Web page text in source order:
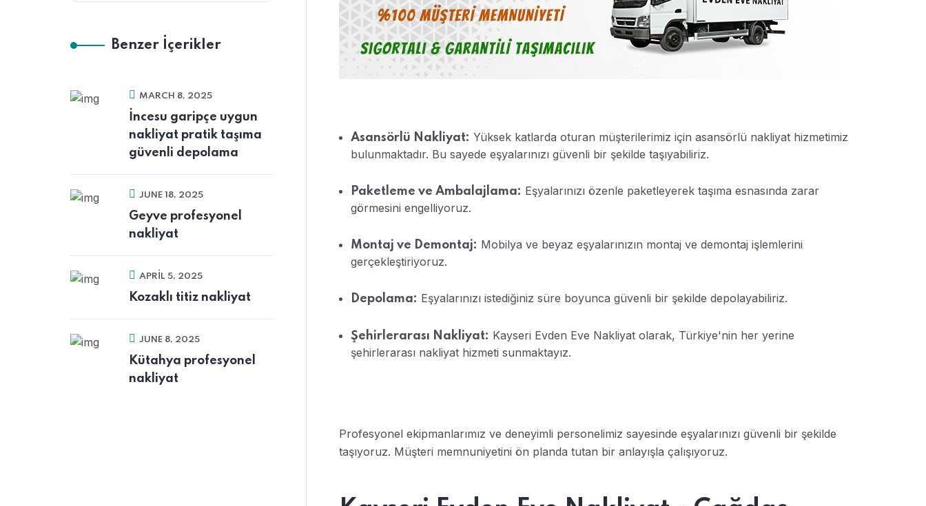
Asansörlü Nakliyat: Yüksek katlarda oturan müşterilerimiz için asansörlü nakliyat hizmetimiz
bulunmaktadır. Bu sayede eşyalarınızı güvenli bir şekilde taşıyabiliriz.
Paketleme ve Ambalajlama: Eşyalarınızı özenle paketleyerek taşıma esnasında zarar
görmesini engelliyoruz.
Montaj ve Demontaj: Mobilya ve beyaz eşyalarınızın montaj ve demontaj işlemlerini
gerçekleştiriyoruz.
Depolama: Eşyalarınızı istediğiniz süre boyunca güvenli bir şekilde depolayabiliriz.
Şehirlerarası Nakliyat: Kayseri Evden Eve Nakliyat olarak, Türkiye'nin her yerine
şehirlerarası nakliyat hizmeti sunmaktayız.
Profesyonel ekipmanlarımız ve deneyimli personelimiz sayesinde eşyalarınızı güvenli bir şekilde
taşıyoruz. Müşteri memnuniyetini ön planda tutan bir anlayışla çalışıyoruz.
Benzer İçerikler
MARCH 8, 2025
İncesu garipçe uygun
nakliyat pratik taşıma
güvenli depolama
JUNE 18, 2025
Geyve profesyonel
nakliyat
APRIL 5, 2025
Kozaklı titiz nakliyat
JUNE 8, 2025
Kütahya profesyonel
nakliyat